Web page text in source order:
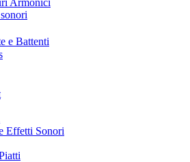
Armonici
e Battenti
Effetti Sonori